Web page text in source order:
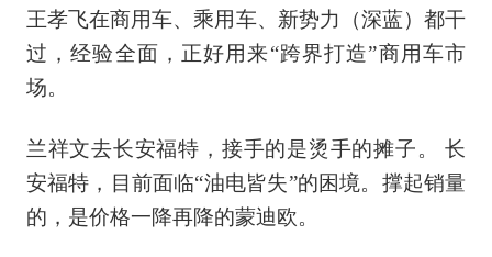
王孝飞在商用车、乘用车、新势力（深蓝）都干
过，经验全面，正好用来“跨界打造”商用车市
场。
兰祥文去长安福特，接手的是烫手的摊子。 长
安福特，目前面临“油电皆失”的困境。撑起销量
的，是价格一降再降的蒙迪欧。